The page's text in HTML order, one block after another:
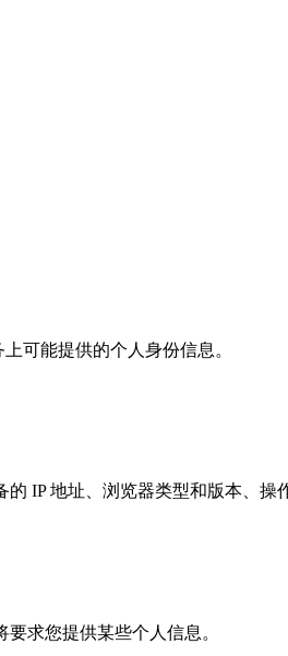
可能提供的个人身份信息。
IP 地址、浏览器类型和版本、操
求您提供某些个人信息。